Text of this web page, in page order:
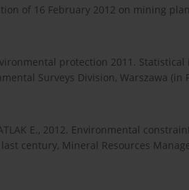
of 16 February 2012 on mining
protection 2011.
Surveys Division, Warszawa (in
E., 2012. Environmental
century, Mineral Resources